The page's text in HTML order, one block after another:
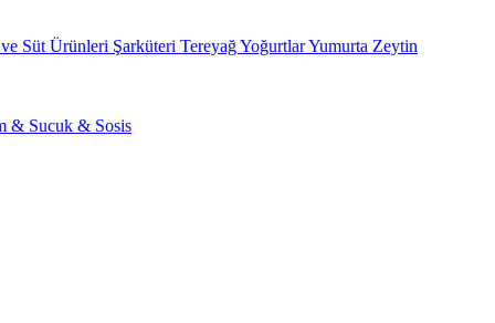
Süt Ürünleri Şarküteri TereyağYoğurtlarYumurta Zeytin
& Sucuk & Sosis